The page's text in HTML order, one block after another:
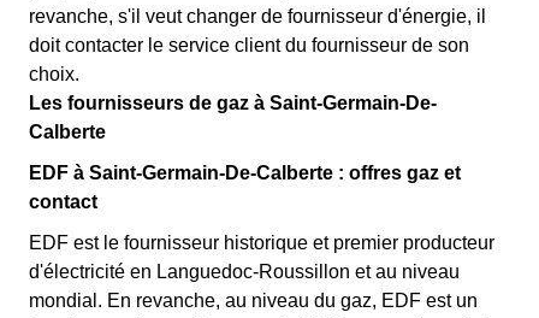
revanche, s'il veut changer de fournisseur d'énergie, il
doit contacter le service client du fournisseur de son
choix.
Les fournisseurs de gaz à Saint-Germain-De-
Calberte
EDF à Saint-Germain-De-Calberte : offres gaz et
contact
EDF est le fournisseur historique et premier producteur
d'électricité en Languedoc-Roussillon et au niveau
mondial. En revanche, au niveau du gaz, EDF est un